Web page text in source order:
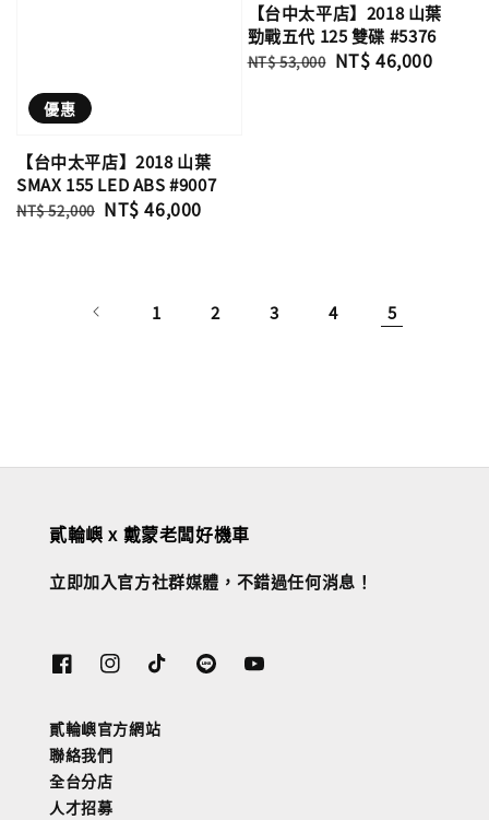
優惠
【台中太平店】2018 山葉
SMAX 155 LED ABS #9007
Regular
NT$ 52,000 Sale
NT$ 46,000
【台中太平店】2018 山葉
勁戰五代 125 雙碟 #5376
Regular
NT$ 53,000 Sale
NT$ 46,000
1 2 3 4 5
貳輪嶼 x 戴蒙老闆好機車
立即加入官方社群媒體，不錯過任何消息！
貳輪嶼官方網站
聯絡我們
全台分店
人才招募